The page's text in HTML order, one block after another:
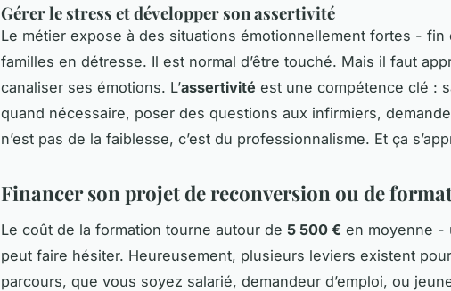
Gérer le stress et développer son assertivité
Le métier expose à des situations émotionnellement fortes - fin
familles en détresse. Il est normal d’être touché. Mais il faut
canaliser ses émotions. L’assertivité est une compétence clé :
quand nécessaire, poser des questions aux infirmiers,
n’est pas de la faiblesse, c’est du professionnalisme. Et ça
Financer son projet de reconversion ou de
Le coût de la formation tourne autour de 5 500 € en moyenne -
peut faire hésiter. Heureusement, plusieurs leviers existent
parcours, que vous soyez salarié, demandeur d’emploi, ou